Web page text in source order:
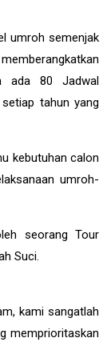
umroh semenjak
ada 80 Jadwal
tahun yang
kebutuhan calon
umroh-
seorang Tour
Suci.
kami sangatlah
memprioritaskan